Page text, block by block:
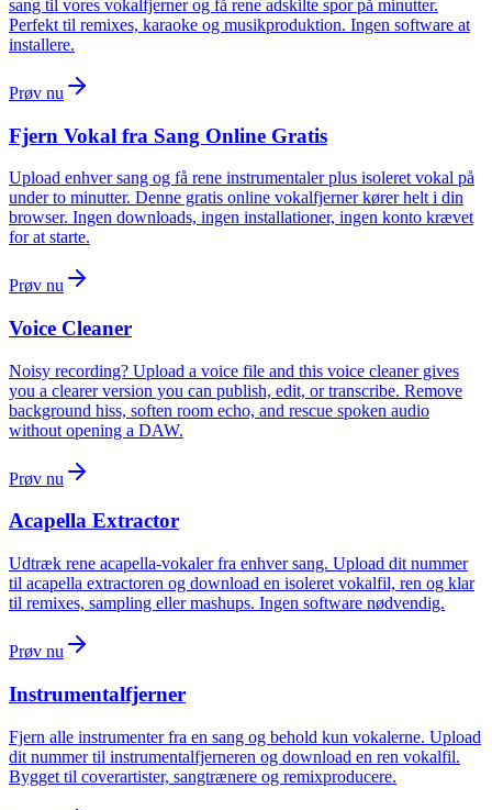
sang til vores vokalfjerner og få rene adskilte spor på minutter.
Perfekt til remixes, karaoke og musikproduktion. Ingen software at
installere.
Prøv nu
Fjern Vokal fra Sang Online Gratis
Upload enhver sang og få rene instrumentaler plus isoleret vokal på
under to minutter. Denne gratis online vokalfjerner kører helt i din
browser. Ingen downloads, ingen installationer, ingen konto krævet
for at starte.
Prøv nu
Voice Cleaner
Noisy recording? Upload a voice file and this voice cleaner gives
you a clearer version you can publish, edit, or transcribe. Remove
background hiss, soften room echo, and rescue spoken audio
without opening a DAW.
Prøv nu
Acapella Extractor
Udtræk rene acapella-vokaler fra enhver sang. Upload dit nummer
til acapella extractoren og download en isoleret vokalfil, ren og klar
til remixes, sampling eller mashups. Ingen software nødvendig.
Prøv nu
Instrumentalfjerner
Fjern alle instrumenter fra en sang og behold kun vokalerne. Upload
dit nummer til instrumentalfjerneren og download en ren vokalfil.
Bygget til coverartister, sangtrænere og remixproducere.